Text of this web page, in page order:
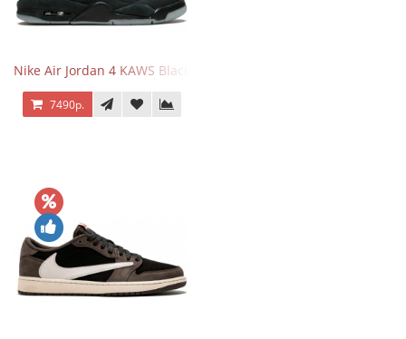
Nike Air Jordan 4 KAWS Black
7490р.